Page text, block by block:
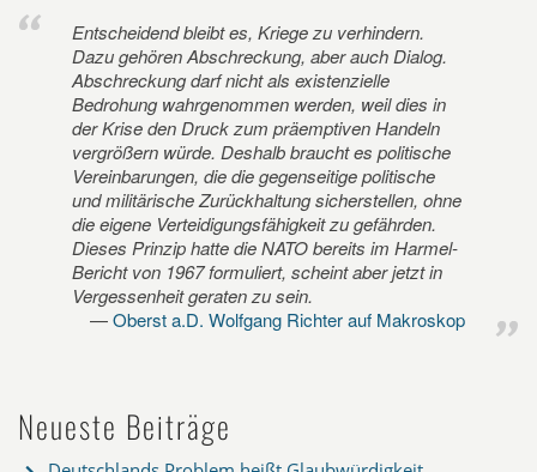
Entscheidend bleibt es, Kriege zu verhindern.
Dazu gehören Abschreckung, aber auch Dialog.
Abschreckung darf nicht als existenzielle
Bedrohung wahrgenommen werden, weil dies in
der Krise den Druck zum präemptiven Handeln
vergrößern würde. Deshalb braucht es politische
Vereinbarungen, die die gegenseitige politische
und militärische Zurückhaltung sicherstellen, ohne
die eigene Verteidigungsfähigkeit zu gefährden.
Dieses Prinzip hatte die NATO bereits im Harmel-
Bericht von 1967 formuliert, scheint aber jetzt in
Vergessenheit geraten zu sein.
Oberst a.D. Wolfgang Richter auf Makroskop
Neueste Beiträge